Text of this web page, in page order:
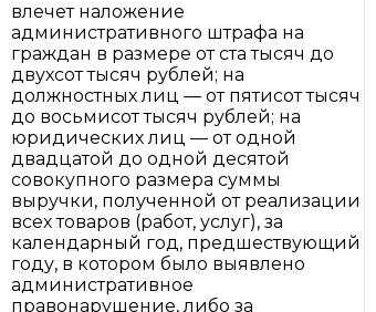
влечет наложение
административного штрафа на
граждан в размере от ста тысяч до
двухсот тысяч рублей; на
должностных лиц — от пятисот тысяч
до восьмисот тысяч рублей; на
юридических лиц — от одной
двадцатой до одной десятой
совокупного размера суммы
выручки, полученной от реализации
всех товаров (работ, услуг), за
календарный год, предшествующий
году, в котором было выявлено
административное
правонарушение, либо за